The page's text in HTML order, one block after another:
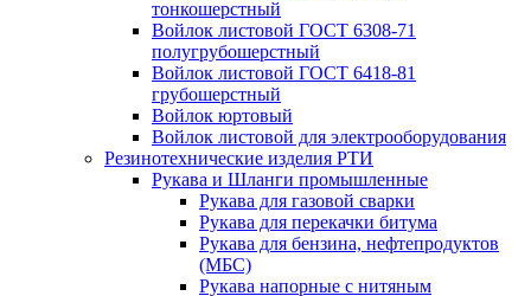
тонкошерстный
Войлок листовой ГОСТ 6308-71
полугрубошерстный
Войлок листовой ГОСТ 6418-81
грубошерстный
Войлок юртовый
Войлок листовой для электрооборудования
Резинотехнические изделия РТИ
Рукава и Шланги промышленные
Рукава для газовой сварки
Рукава для перекачки битума
Рукава для бензина, нефтепродуктов
(МБС)
Рукава напорные с нитяным